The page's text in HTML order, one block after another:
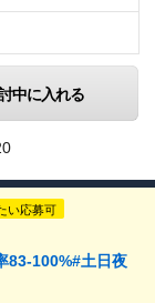
中に入れる
い応募可
83-100%#土日夜